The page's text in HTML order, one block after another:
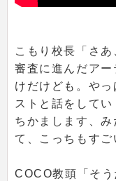
こもり校長「さ
審査に進んだア
けだけども。や
ストと話をして
ちかまします、
て、こっちもすご
COCO教頭「そ